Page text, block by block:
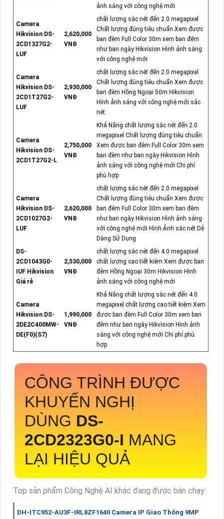
ảnh sáng với công nghệ mới
Camera
Hikvision DS-
2CD1327G2-
LUF
2,620,000
VNĐ
chất lượng sắc nét đến 2.0 megapixel
Chất lượng đúng tiêu chuẩn Xem được
ban đêm Full Color 30m xem ban đêm
như ban ngày Hikvision Hình ảnh sáng
với công nghệ mới
Camera
Hikvision DS-
2CD1T27G2-
LUF
2,930,000
VNĐ
chất lượng sắc nét đến 2.0 megapixel
Chất lượng đúng tiêu chuẩn Xem được
ban đêm Hồng Ngoại 50m Hikvision
Hình ảnh sáng với công nghệ mới sắc
nét
Camera
Hikvision DS-
2CD1T27G2-L
2,750,000
VNĐ
Khả Năng chất lượng sắc nét đến 2.0
megapixel Chất lượng đúng tiêu chuẩn
Xem được ban đêm Full Color 30m xem
ban đêm như ban ngày Hikvision Hình
ảnh sáng với công nghệ mới Chi phí
phù hợp
Camera
Hikvision DS-
2CD1027G2-
LUF
2,620,000
VNĐ
chất lượng sắc nét đến 2.0 megapixel
Chất lượng đúng tiêu chuẩn Xem được
ban đêm Full Color 30m xem ban đêm
như ban ngày Hikvision Hình ảnh sáng
với công nghệ mới Hình Ảnh sắc nét Dễ
Dàng Sử Dụng
DS-
2CD1043G0-
IUF Hikvision
Giá rẻ
2,530,000
VNĐ
chất lượng sắc nét đến 4.0 megapixel
chất lượng cao tiết kiệm Xem được ban
đêm Hồng Ngoại 30m Hikvision Hình
ảnh sáng với công nghệ mới
Camera
Hikvision DS-
2DE2C400MW-
DE(F0)(S7)
1,990,000
VNĐ
Khả Năng chất lượng sắc nét đến 4.0
megapixel chất lượng cao tiết kiệm Xem
được ban đêm Full Color 30m xem ban
đêm như ban ngày Hikvision Hình ảnh
sáng với công nghệ mới Chi phí phù
hợp
CÔNG TRÌNH ĐƯỢC
KHUYẾN NGHỊ
DÙNG DS-
2CD2323G0-I MANG
LẠI HIỆU QUẢ
Top sản phẩm Công Nghệ AI khác đang được bán chạy:
DH-ITC952-AU3F-IRL8ZF1640 Camera IP Giao Thông 9MP